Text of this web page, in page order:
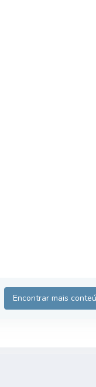
Encontrar mais